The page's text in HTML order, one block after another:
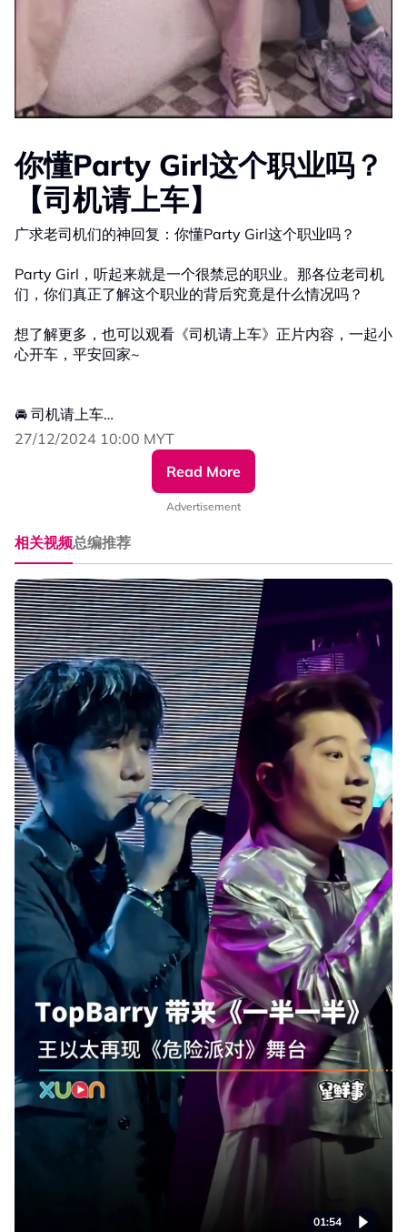
你懂Party Girl这个职业吗？
【司机请上车】
广求老司机们的神回复：你懂Party Girl这个职业吗？
Party Girl，听起来就是一个很禁忌的职业。那各位老司机
们，你们真正了解这个职业的背后究竟是什么情况吗？
想了解更多，也可以观看《司机请上车》正片内容，一起小
心开车，平安回家~
🚘 司机请上车
📆 开车时间：12月11日起，每周一、三11pm
💻 开车道路：XUAN YouTube & xuan.com.my
27/12/2024 10:00 MYT
Read More
Advertisement
相关视频总编推荐
01:54